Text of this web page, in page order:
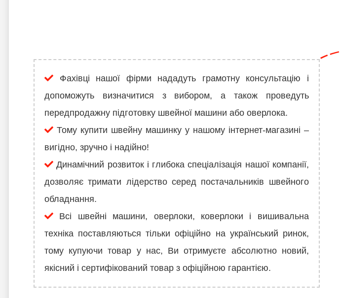
Фахівці нашої фірми нададуть грамотну консультацію і
допоможуть визначитися з вибором, а також проведуть
передпродажну підготовку швейної машини або оверлока.
Тому купити швейну машинку у нашому інтернет-магазині –
вигідно, зручно і надійно!
Динамічний розвиток і глибока спеціалізація нашої компанії,
дозволяє тримати лідерство серед постачальників швейного
обладнання.
Всі швейні машини, оверлоки, коверлоки і вишивальна
техніка поставляються тільки офіційно на український ринок,
тому купуючи товар у нас, Ви отримуєте абсолютно новий,
якісний і сертифікований товар з офіційною гарантією.